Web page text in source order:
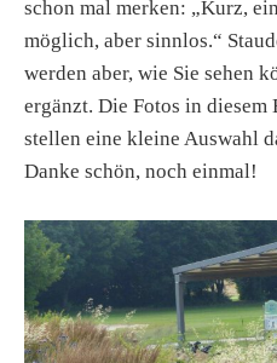
schon mal merken: „Kurz,
möglich, aber sinnlos.“
werden aber, wie Sie sehen
ergänzt. Die Fotos in
stellen eine kleine Auswahl
Danke schön, noch einmal!